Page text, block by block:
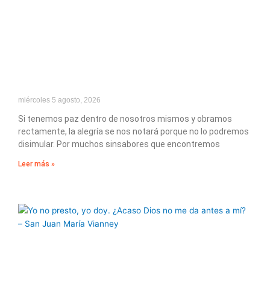
miércoles 5 agosto, 2026
Si tenemos paz dentro de nosotros mismos y obramos
rectamente, la alegría se nos notará porque no lo podremos
disimular. Por muchos sinsabores que encontremos
Leer más »